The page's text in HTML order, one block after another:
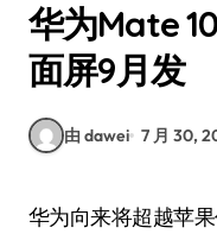
华为Mate
面屏9月发
由 dawei 7 月 30,
华为向来将超越苹果作为奋斗目标，所以在iPhone 8